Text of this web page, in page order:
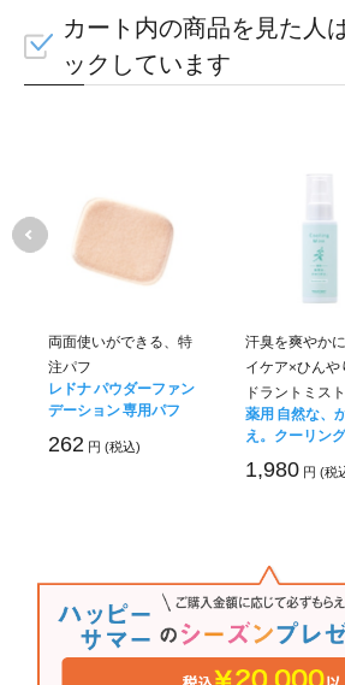
カート内の商品を見た人
ックしています
両面使いができる、特
注パフ
レドナ パウダーファン
デーション 専用パフ
262 円 (税込)
汗臭を爽やか
イケア×ひんや
ドラントミスト
薬用 自然な、
え。クーリン
1,980 円 (税